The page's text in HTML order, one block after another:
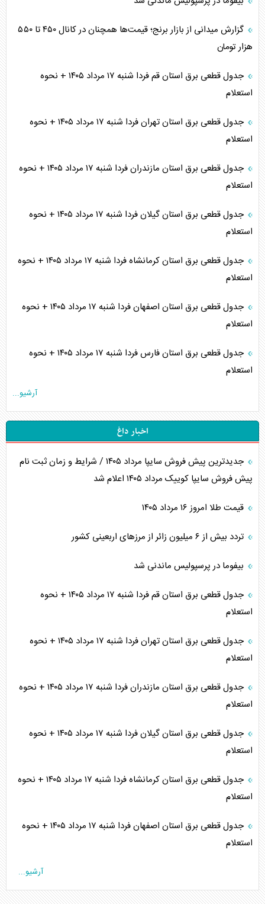
گزارش میدانی از بازار برنج؛ قیمت‌ها همچنان در کانال ۴۵۰ تا ۵۵۰
هزار تومان
جدول قطعی برق استان قم فردا شنبه ۱۷ مرداد ۱۴۰۵ + نحوه
استعلام
جدول قطعی برق استان تهران فردا شنبه ۱۷ مرداد ۱۴۰۵ + نحوه
استعلام
جدول قطعی برق استان مازندران فردا شنبه ۱۷ مرداد ۱۴۰۵ + نحوه
استعلام
جدول قطعی برق استان گیلان فردا شنبه ۱۷ مرداد ۱۴۰۵ + نحوه
استعلام
جدول قطعی برق استان کرمانشاه فردا شنبه ۱۷ مرداد ۱۴۰۵ + نحوه
استعلام
جدول قطعی برق استان اصفهان فردا شنبه ۱۷ مرداد ۱۴۰۵ + نحوه
استعلام
جدول قطعی برق استان فارس فردا شنبه ۱۷ مرداد ۱۴۰۵ + نحوه
استعلام
آرشیو...
اخبار داغ
جدیدترین پیش فروش سایپا مرداد ۱۴۰۵ / شرایط و زمان ثبت نام
پیش فروش سایپا کوییک مرداد ۱۴۰۵ اعلام شد
قیمت طلا امروز ۱۶ مرداد ۱۴۰۵
تردد بیش از ۶ میلیون زائر از مرزهای اربعینی کشور
بیفوما در پرسپولیس ماندنی شد
جدول قطعی برق استان قم فردا شنبه ۱۷ مرداد ۱۴۰۵ + نحوه
استعلام
جدول قطعی برق استان تهران فردا شنبه ۱۷ مرداد ۱۴۰۵ + نحوه
استعلام
جدول قطعی برق استان مازندران فردا شنبه ۱۷ مرداد ۱۴۰۵ + نحوه
استعلام
جدول قطعی برق استان گیلان فردا شنبه ۱۷ مرداد ۱۴۰۵ + نحوه
استعلام
جدول قطعی برق استان کرمانشاه فردا شنبه ۱۷ مرداد ۱۴۰۵ + نحوه
استعلام
جدول قطعی برق استان اصفهان فردا شنبه ۱۷ مرداد ۱۴۰۵ + نحوه
استعلام
آرشیو...